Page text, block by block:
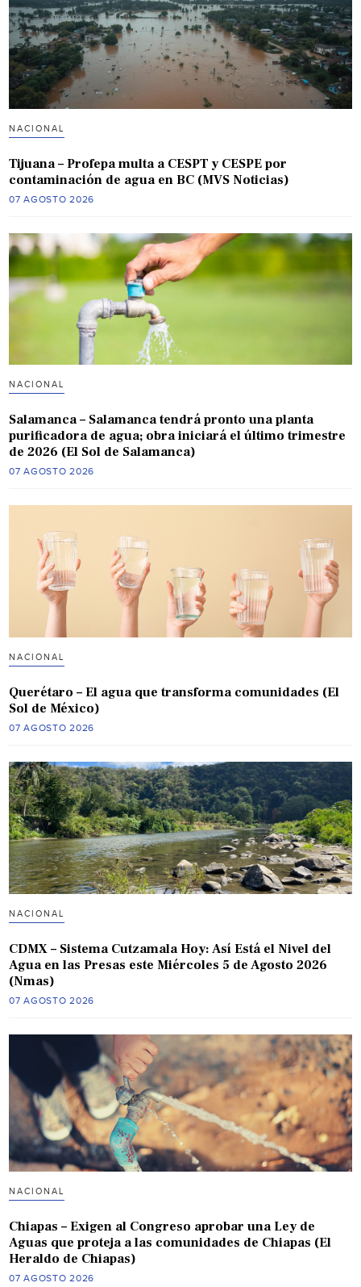
NACIONAL
Tijuana – Profepa multa a CESPT y CESPE por
contaminación de agua en BC (MVS Noticias)
07 AGOSTO 2026
NACIONAL
Salamanca – Salamanca tendrá pronto una planta
purificadora de agua; obra iniciará el último trimestre
de 2026 (El Sol de Salamanca)
07 AGOSTO 2026
NACIONAL
Querétaro – El agua que transforma comunidades (El
Sol de México)
07 AGOSTO 2026
NACIONAL
CDMX – Sistema Cutzamala Hoy: Así Está el Nivel del
Agua en las Presas este Miércoles 5 de Agosto 2026
(Nmas)
07 AGOSTO 2026
NACIONAL
Chiapas – Exigen al Congreso aprobar una Ley de
Aguas que proteja a las comunidades de Chiapas (El
Heraldo de Chiapas)
07 AGOSTO 2026